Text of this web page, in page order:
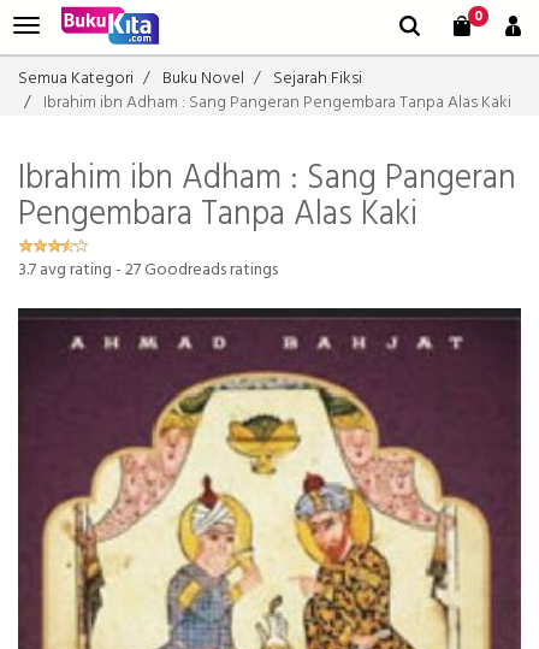
0
Semua Kategori Buku Novel
Sejarah Fiksi
Ibrahim ibn Adham : Sang Pangeran Pengembara Tanpa Alas Kaki
Ibrahim ibn Adham : Sang Pangeran
Pengembara Tanpa Alas Kaki
3.7avg rating -27Goodreads ratings